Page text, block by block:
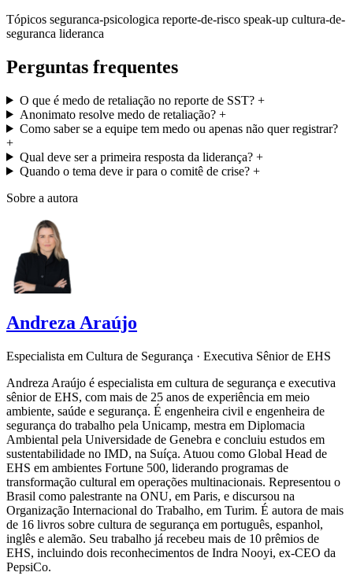
Tópicos seguranca-psicologica reporte-de-risco speak-up cultura-de-
seguranca lideranca
Perguntas frequentes
O que é medo de retaliação no reporte de SST?+
Anonimato resolve medo de retaliação?+
Como saber se a equipe tem medo ou apenas não quer registrar?
+
Qual deve ser a primeira resposta da liderança?+
Quando o tema deve ir para o comitê de crise?+
Sobre a autora
Andreza Araújo
Especialista em Cultura de Segurança · Executiva Sênior de EHS
Andreza Araújo é especialista em cultura de segurança e executiva
sênior de EHS, com mais de 25 anos de experiência em meio
ambiente, saúde e segurança. É engenheira civil e engenheira de
segurança do trabalho pela Unicamp, mestra em Diplomacia
Ambiental pela Universidade de Genebra e concluiu estudos em
sustentabilidade no IMD, na Suíça. Atuou como Global Head de
EHS em ambientes Fortune 500, liderando programas de
transformação cultural em operações multinacionais. Representou o
Brasil como palestrante na ONU, em Paris, e discursou na
Organização Internacional do Trabalho, em Turim. É autora de mais
de 16 livros sobre cultura de segurança em português, espanhol,
inglês e alemão. Seu trabalho já recebeu mais de 10 prêmios de
EHS, incluindo dois reconhecimentos de Indra Nooyi, ex-CEO da
PepsiCo.